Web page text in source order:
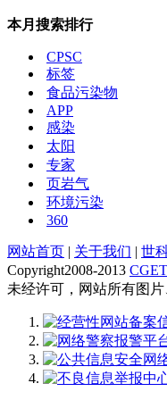
本月搜索排行
CPSC
标签
食品污染物
APP
感染
太阳
专家
页岩气
环境污染
360
网站首页 关于我们 世
Copyright2008-2013
未经许可，网站所有图